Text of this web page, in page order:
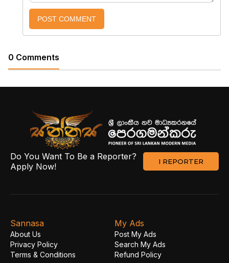
POST COMMENT
0 Comments
Do You Want To Be a Reporter?
Apply Now!
I REPORTER
Sannasa
About Us
Privacy Policy
Terms & Conditions
My Ads
Post My Ads
Search My Ads
Refund Policy